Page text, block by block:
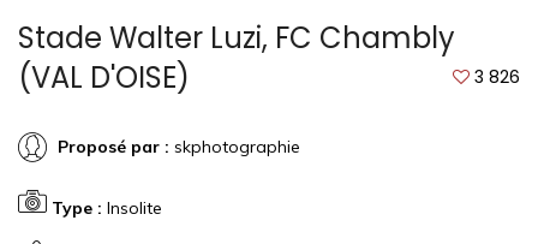
Stade Walter Luzi, FC Chambly
(VAL D'OISE)
3 826
Proposé par : skphotographie
Type : Insolite